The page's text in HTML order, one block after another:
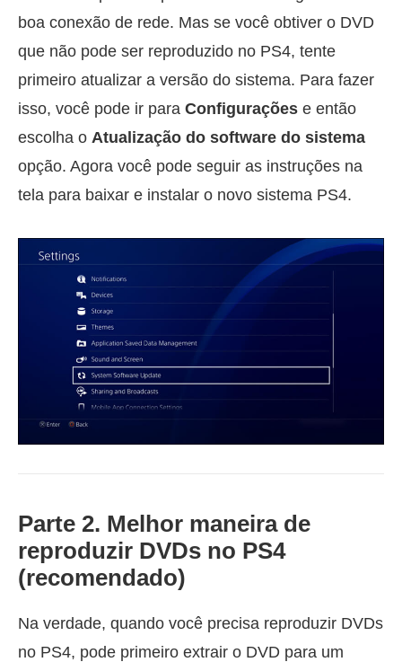
boa conexão de rede. Mas se você obtiver o DVD
que não pode ser reproduzido no PS4, tente
primeiro atualizar a versão do sistema. Para fazer
isso, você pode ir para Configurações e então
escolha o Atualização do software do sistema
opção. Agora você pode seguir as instruções na
tela para baixar e instalar o novo sistema PS4.
Parte 2. Melhor maneira de
reproduzir DVDs no PS4
(recomendado)
Na verdade, quando você precisa reproduzir DVDs
no PS4, pode primeiro extrair o DVD para um